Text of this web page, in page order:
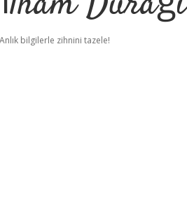
Anlık bilgilerle zihnini tazele!